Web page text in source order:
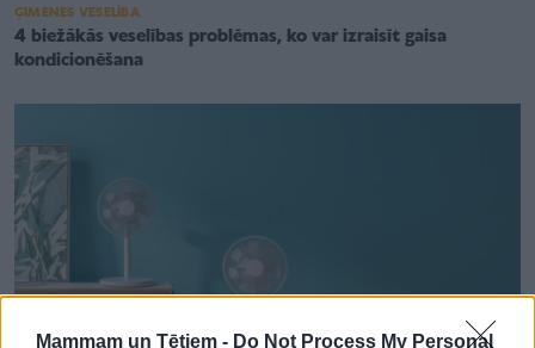
Mammam un Tētiem - Do Not Process My Personal
ĢIMENES VESELĪBA
4 biežākās veselības problēmas, ko var izraisīt gaisa
kondicionēšana